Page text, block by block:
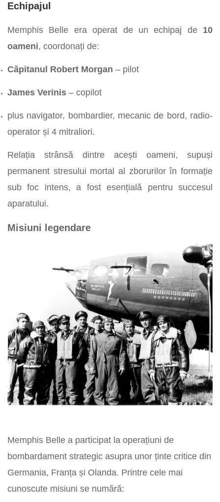
Echipajul
Memphis Belle era operat de un echipaj de 10
oameni, coordonați de:
Căpitanul Robert Morgan – pilot
James Verinis – copilot
plus navigator, bombardier, mecanic de bord, radio-
operator și 4 mitraliori.
Relația strânsă dintre acești oameni, supuși
permanent stresului mortal al zborurilor în formație
sub foc intens, a fost esențială pentru succesul
aparatului.
Misiuni legendare
Memphis Belle a participat la operațiuni de
bombardament strategic asupra unor ținte critice din
Germania, Franța și Olanda. Printre cele mai
cunoscute misiuni se numără: